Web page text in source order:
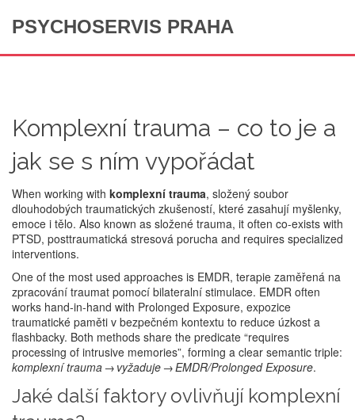
PSYCHOSERVIS PRAHA
Komplexní trauma – co to je a
jak se s ním vypořádat
When working with komplexní trauma, složený soubor
dlouhodobých traumatických zkušeností, které zasahují myšlenky,
emoce i tělo. Also known as složené trauma, it often co‑exists with
PTSD, posttraumatická stresová porucha and requires specialized
interventions.
One of the most used approaches is EMDR, terapie zaměřená na
zpracování traumat pomocí bilateralní stimulace. EMDR often
works hand‑in‑hand with Prolonged Exposure, expozice
traumatické paměti v bezpečném kontextu to reduce úzkost a
flashbacky. Both methods share the predicate “requires
processing of intrusive memories”, forming a clear semantic triple:
komplexní trauma → vyžaduje → EMDR/Prolonged Exposure.
Jaké další faktory ovlivňují komplexní